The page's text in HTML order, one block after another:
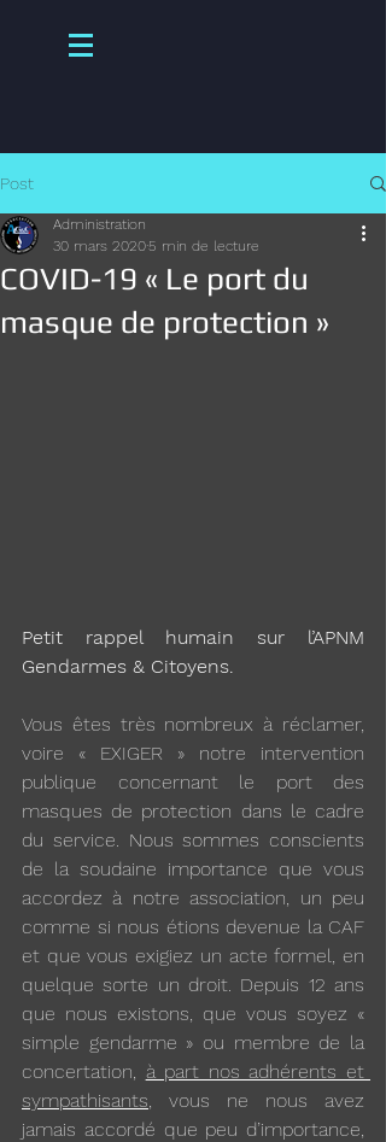
Post
COVID-19 « Le port du
masque de protection »
Administration
30 mars 20205 min de lecture
Petit rappel humain sur l’APNM
Gendarmes & Citoyens.
Vous êtes très nombreux à réclamer,
voire « EXIGER » notre intervention
publique concernant le port des
masques de protection dans le cadre
du service. Nous sommes conscients
de la soudaine importance que vous
accordez à notre association, un peu
comme si nous étions devenue la CAF
et que vous exigiez un acte formel, en
quelque sorte un droit. Depuis 12 ans
que nous existons, que vous soyez «
simple gendarme » ou membre de la
concertation, à part nos adhérents et
sympathisants , vous ne nous avez
jamais accordé que peu d’importance,